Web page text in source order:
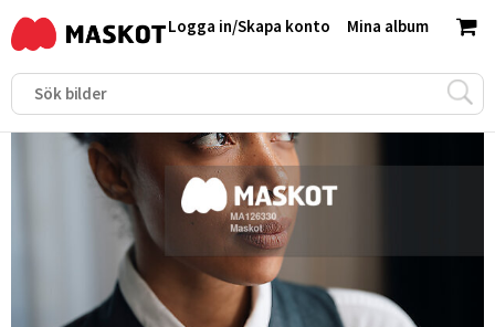
Mina album
Logga in/Skapa konto